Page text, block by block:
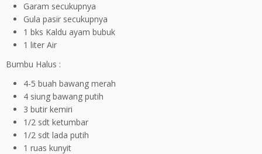
Garam secukupnya
Gula pasir secukupnya
1 bks Kaldu ayam bubuk
1 liter Air
Bumbu Halus :
4-5 buah bawang merah
4 siung bawang putih
3 butir kemiri
1/2 sdt ketumbar
1/2 sdt lada putih
1 ruas kunyit